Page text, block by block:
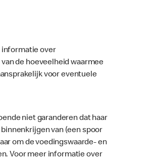
informatie over
de hoeveelheid waarmee
voor eventuele
niet garanderen dat haar
van (een spoor
om de voedingswaarde- en
Voor meer informatie over